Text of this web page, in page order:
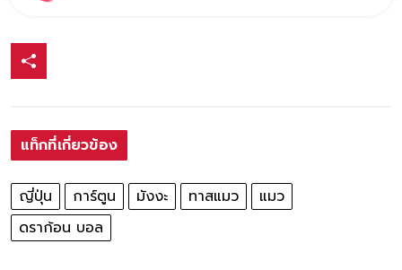
แท็กที่เกี่ยวข้อง
ญี่ปุ่น การ์ตูน มังงะ ทาสแมว
แมว
ดราก้อน บอล